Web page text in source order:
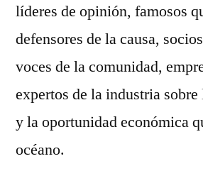
líderes de opinión, famosos
defensores de la causa,
voces de la comunidad,
expertos de la industria
y la oportunidad económica
océano.